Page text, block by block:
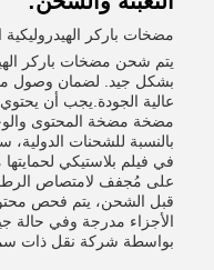
مضخات باركر الهيدروليكية
يتم شحن مضخات باركر
بشكل جيد. لضمان وصول
عالية الجودة.يجب أن
مضخة مضخة المحتوى
بالنسبة للشحنات الدولية،
في فيلم بلاستيكي
على مُجفف لامتصاص
قبل الشحن، يتم فحص
الأجزاء مدرجة وفي حالة
بواسطة شركة نقل ذات